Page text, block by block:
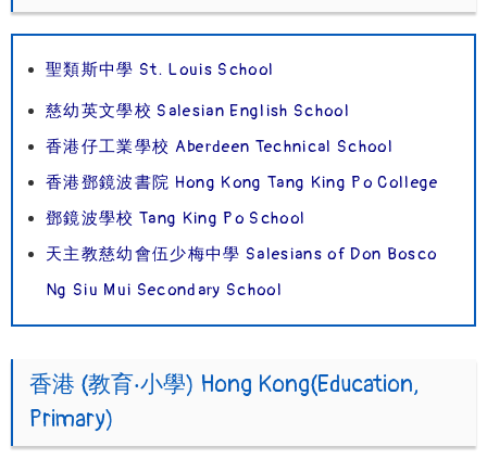
聖類斯中學 St. Louis School
慈幼英文學校 Salesian English School
香港仔工業學校 Aberdeen Technical School
香港鄧鏡波書院 Hong Kong Tang King Po College
鄧鏡波學校 Tang King Po School
天主教慈幼會伍少梅中學 Salesians of Don Bosco
Ng Siu Mui Secondary School
香港 (教育‧小學) Hong Kong(Education,
Primary)